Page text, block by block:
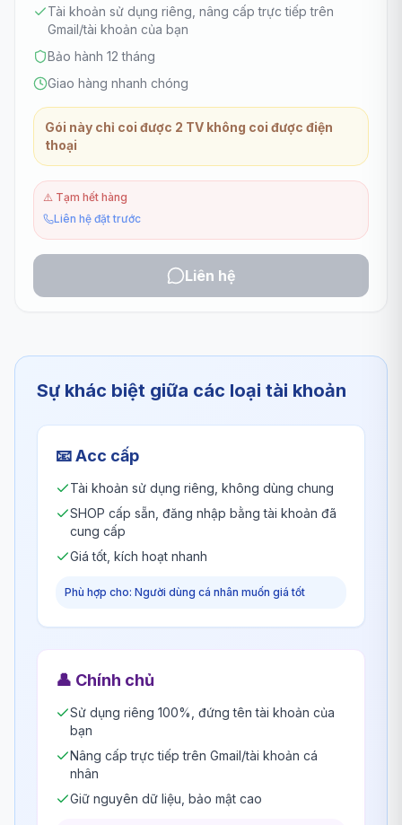
Tài khoản sử dụng riêng, nâng cấp trực tiếp trên
Gmail/tài khoản của bạn
Bảo hành 12 tháng
Giao hàng nhanh chóng
Gói này chỉ coi được 2 TV không coi được điện
thoại
⚠️ Tạm hết hàng
Liên hệ đặt trước
Liên hệ
Sự khác biệt giữa các loại tài khoản
📧Acc cấp
Tài khoản sử dụng riêng, không dùng chung
SHOP cấp sẵn, đăng nhập bằng tài khoản đã
cung cấp
Giá tốt, kích hoạt nhanh
Phù hợp cho: Người dùng cá nhân muốn giá tốt
👤 Chính chủ
Sử dụng riêng 100%, đứng tên tài khoản của
bạn
Nâng cấp trực tiếp trên Gmail/tài khoản cá
nhân
Giữ nguyên dữ liệu, bảo mật cao